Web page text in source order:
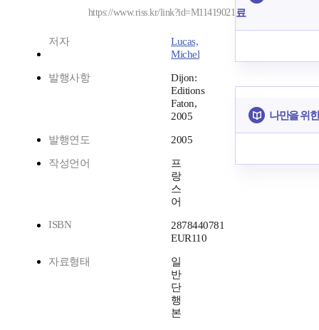
https://www.riss.kr/link?id=M11419021
저자
Lucas,
Michel
발행사항
Dijon:
Editions
Faton,
2005
발행연도 2005
작성언어
프
랑
스
어
ISBN
2878440781
EUR110
자료형태
일
반
단
행
본
료
나만을 위